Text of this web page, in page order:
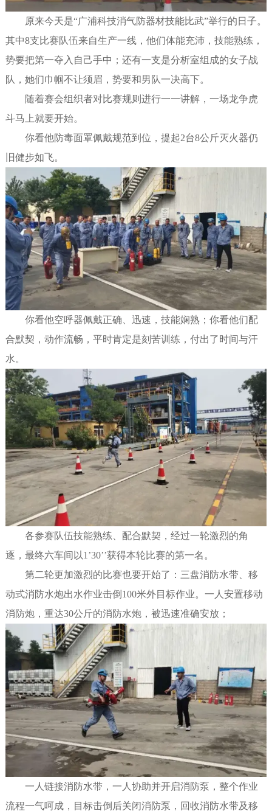
原来今天是“广浦科技消气防器材技能比武”举行的日子。
其中8支比赛队伍来自生产一线，他们体能充沛，技能熟练，
势要把第一夺入自己手中；还有一支是分析室组成的女子战
队，她们巾帼不让须眉，势要和男队一决高下。
随着赛会组织者对比赛规则进行一一讲解，一场龙争虎
斗马上就要开始。
你看他防毒面罩佩戴规范到位，提起2台8公斤灭火器仍
旧健步如飞。
你看他空呼器佩戴正确、迅速，技能娴熟；你看他们配
合默契，动作流畅，平时肯定是刻苦训练，付出了时间与汗
水。
各参赛队伍技能熟练、配合默契，经过一轮激烈的角
逐，最终六车间以1’30’’获得本轮比赛的第一名。
第二轮更加激烈的比赛也要开始了：三盘消防水带、移
动式消防水炮出水作业击倒100米外目标作业。一人安置移动
消防炮，重达30公斤的消防水炮，被迅速准确安放；
一人链接消防水带，一人协助并开启消防泵，整个作业
流程一气呵成，目标击倒后关闭消防泵，回收消防水带及移